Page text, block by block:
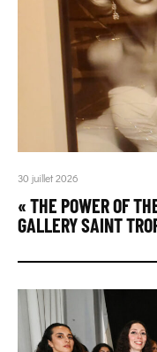
30 juillet 2026
« THE POWER OF
GALLERY SAINT